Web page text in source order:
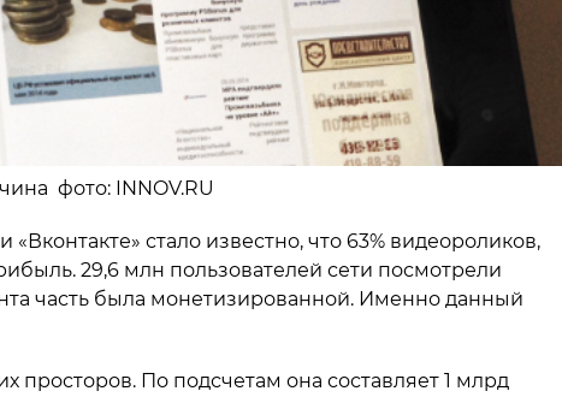
фото: INNOV.RU
стало известно, что 63% видеороликов,
29,6 млн пользователей сети посмотрели
часть была монетизированной. Именно данный
просторов. По подсчетам она составляет 1 млрд